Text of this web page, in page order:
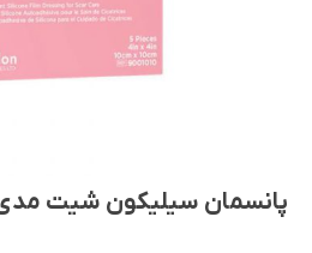
پانسمان سیلیکون شیت مدی